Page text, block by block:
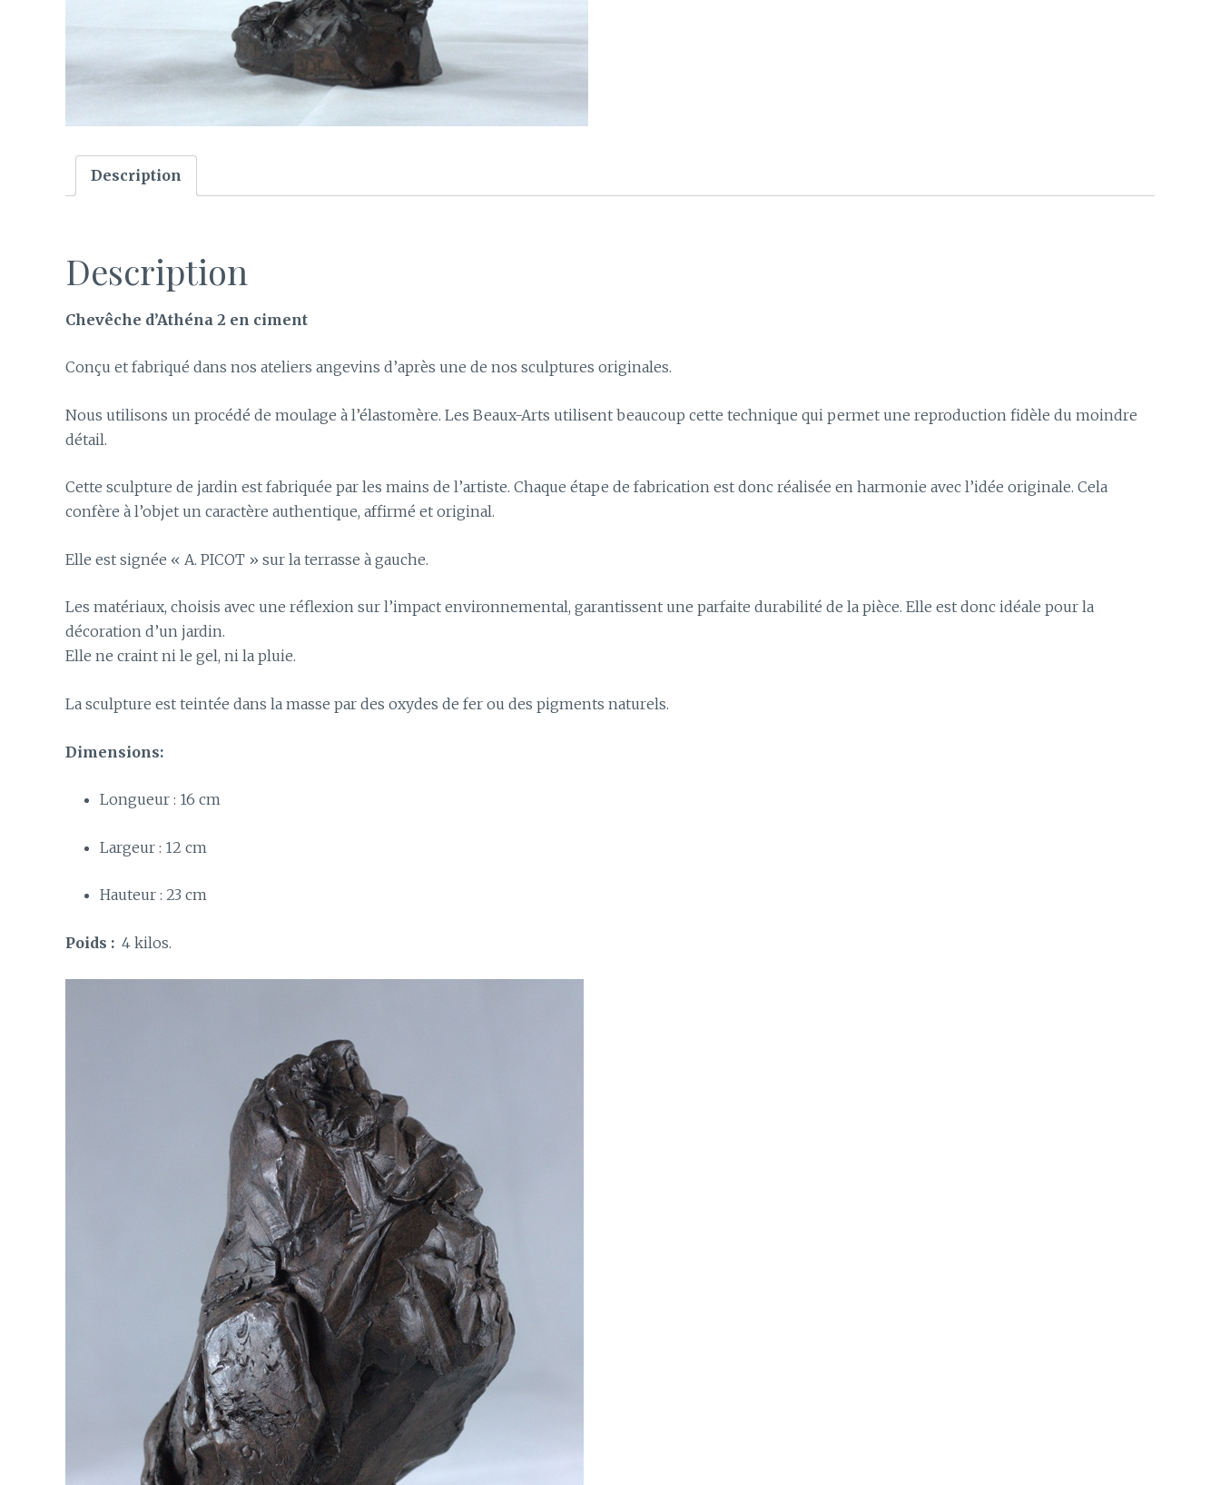
Description
Description
Chevêche d’Athéna 2 en ciment
Conçu et fabriqué dans nos ateliers angevins d’après une de nos sculptures originales.
Nous utilisons un procédé de moulage à l’élastomère. Les Beaux-Arts utilisent beaucoup cette technique qui permet une reproduction fidèle du moindre
détail.
Cette sculpture de jardin est fabriquée par les mains de l’artiste. Chaque étape de fabrication est donc réalisée en harmonie avec l’idée originale. Cela
confère à l’objet un caractère authentique, affirmé et original.
Elle est signée « A. PICOT » sur la terrasse à gauche.
Les matériaux, choisis avec une réflexion sur l’impact environnemental, garantissent une parfaite durabilité de la pièce. Elle est donc idéale pour la
décoration d’un jardin.
Elle ne craint ni le gel, ni la pluie.
La sculpture est teintée dans la masse par des oxydes de fer ou des pigments naturels.
Dimensions:
Longueur : 16 cm
Largeur : 12 cm
Hauteur : 23 cm
Poids : 4 kilos.